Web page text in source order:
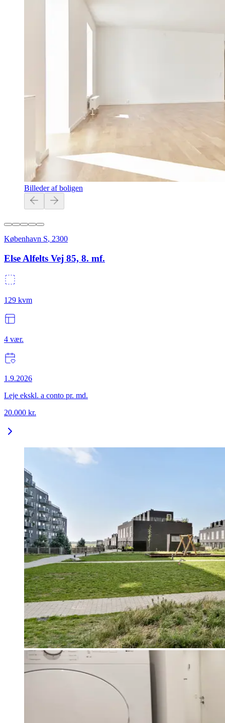
Billeder af boligen
København S, 2300
Else Alfelts Vej 85, 8. mf.
129 kvm
4 vær.
1.9.2026
Leje ekskl. a conto pr. md.
20.000 kr.